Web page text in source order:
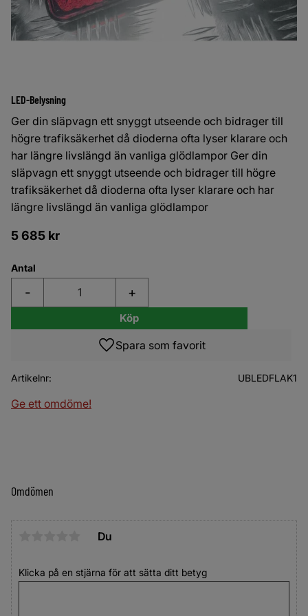
LED-Belysning
Ger din släpvagn ett snyggt utseende och bidrager till
högre trafiksäkerhet då dioderna ofta lyser klarare och
har längre livslängd än vanliga glödlampor Ger din
släpvagn ett snyggt utseende och bidrager till högre
trafiksäkerhet då dioderna ofta lyser klarare och har
längre livslängd än vanliga glödlampor
5 685 kr
Antal
+
-
Köp
Lägg till i favoriter
Artikelnr UBLEDFLAK1
Ge ett omdöme!
Omdömen
Du
Klicka på en stjärna för att sätta ditt betyg